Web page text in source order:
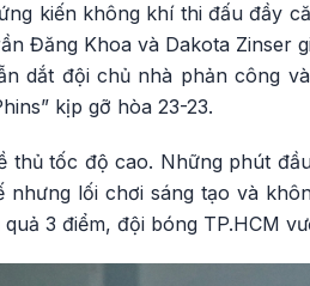
kiến không khí thi đấu đầy
Đăng Khoa và Dakota Zinser
dắt đội chủ nhà phản công
kịp gỡ hòa 23-23.
thủ tốc độ cao. Những phút
nhưng lối chơi sáng tạo và
3 điểm, đội bóng TP.HCM